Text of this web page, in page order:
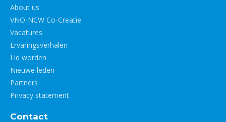
About us
VNO-NCW Co-Creatie
Vacatures
Ervaringsverhalen
Lid worden
Nieuwe leden
Partners
Privacy statement
Contact